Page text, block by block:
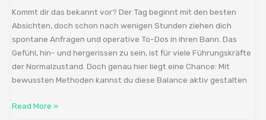
Kommt dir das bekannt vor? Der Tag beginnt mit den besten
Absichten, doch schon nach wenigen Stunden ziehen dich
spontane Anfragen und operative To-Dos in ihren Bann. Das
Gefühl, hin- und hergerissen zu sein, ist für viele Führungskräfte
der Normalzustand. Doch genau hier liegt eine Chance: Mit
bewussten Methoden kannst du diese Balance aktiv gestalten
behältst
–
vollem
Kalender
Read More »